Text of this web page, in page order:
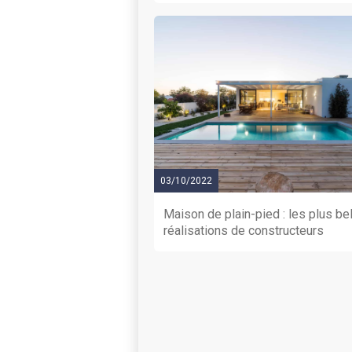
03/10/2022
Maison de plain-pied : les plus
réalisations de constructeurs